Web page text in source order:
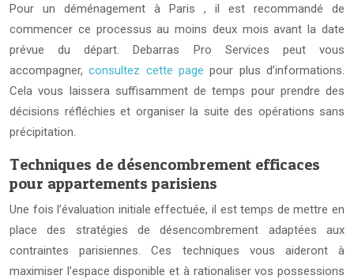
Pour un déménagement à Paris , il est recommandé de
commencer ce processus au moins deux mois avant la date
prévue du départ. Debarras Pro Services peut vous
accompagner,consultez cette page pour plus d’informations.
Cela vous laissera suffisamment de temps pour prendre des
décisions réfléchies et organiser la suite des opérations sans
précipitation.
Techniques de désencombrement efficaces
pour appartements parisiens
Une fois l’évaluation initiale effectuée, il est temps de mettre en
place des stratégies de désencombrement adaptées aux
contraintes parisiennes. Ces techniques vous aideront à
maximiser l’espace disponible et à rationaliser vos possessions